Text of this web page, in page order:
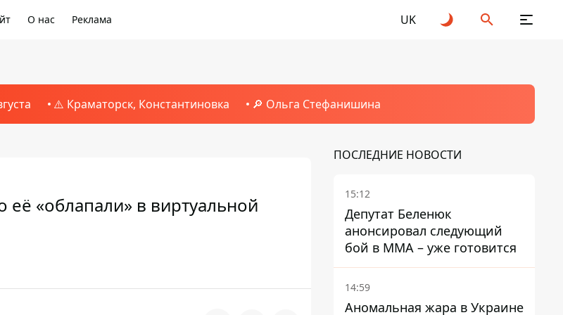
О нас Реклама UK
⚠️ Краматорск, Константиновка 🔎 Ольга Стефанишина
её «облапали» в виртуальной
ПОСЛЕДНИЕ НОВОСТИ
15:12
Депутат Беленюк
анонсировал следующий
бой в ММА – уже готовится
14:59
Аномальная жара в Украине